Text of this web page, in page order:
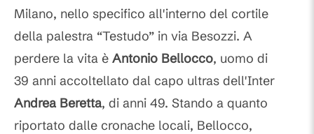
Milano, nello specifico all'interno del cortile
della palestra “Testudo” in via Besozzi. A
perdere la vita è Antonio Bellocco, uomo di
39 anni accoltellato dal capo ultras dell'Inter
Andrea Beretta, di anni 49. Stando a quanto
riportato dalle cronache locali, Bellocco,